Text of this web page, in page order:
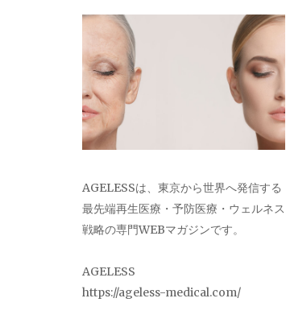
AGELESSは、東京から世界へ発信する
最先端再生医療・予防医療・ウェルネス
戦略の専門WEBマガジンです。
AGELESS
https://ageless-medical.com/